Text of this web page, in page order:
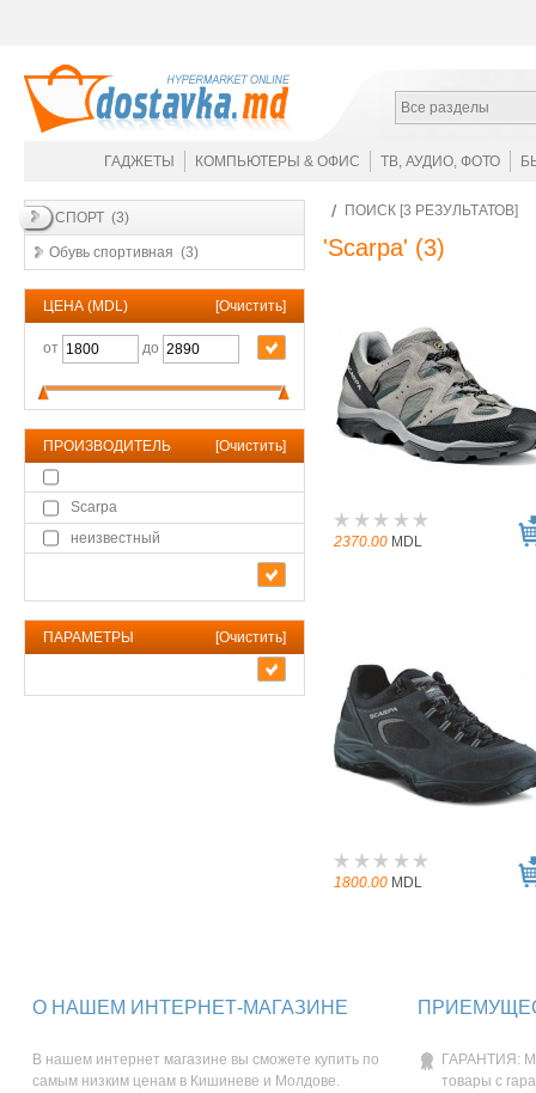
Все разделы
ГАДЖЕТЫ КОМПЬЮТЕРЫ & ОФИС ТВ, АУДИО, ФОТО
СПОРТ (3)
Обувь спортивная (3)
ЦЕНА (MDL) [Очистить]
от до
ПРОИЗВОДИТЕЛЬ [Очистить]
Scarpa
неизвестный
ПАРАМЕТРЫ [Очистить]
ПОИСК [3 РЕЗУЛЬТАТОВ]
'Scarpa' (3)
2370.00 MDL
1800.00 MDL
О НАШЕМ ИНТЕРНЕТ-МАГАЗИНЕ
В нашем интернет магазине вы сможете купить по
самым низким ценам в Кишиневе и Молдове.
ГАРАНТИЯ:
товары с